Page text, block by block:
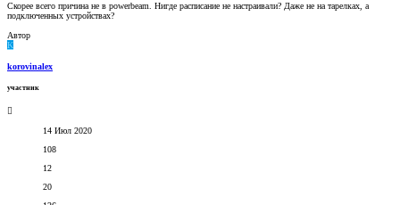
Скорее всего причина не в powerbeam. Нигде расписание не настраивали? Даже не на тарелках, а
подключенных устройствах?
Автор
K
korovinalex
участник
14 Июл 2020
108
12
20